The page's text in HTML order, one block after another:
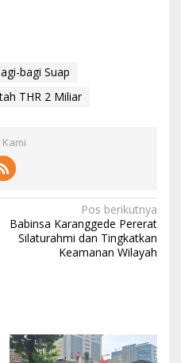
bagi Suap
THR 2 Miliar
Pos berikutnya
Babinsa Karanggede Pererat
Silaturahmi dan Tingkatkan
Keamanan Wilayah